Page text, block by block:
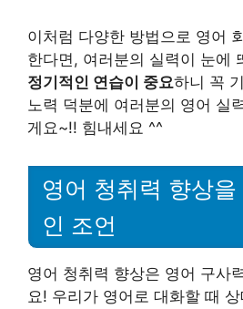
이처럼 다양한 방법으로 영어
한다면, 여러분의 실력이 눈에
정기적인 연습이 중요하니 꼭
노력 덕분에 여러분의 영어 실
게요~!! 힘내세요 ^^
영어 청취력 향상
인 조언
영어 청취력 향상은 영어 구사
요! 우리가 영어로 대화할 때